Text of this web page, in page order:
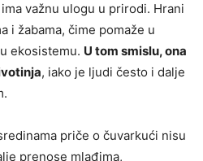
važnu ulogu u prirodi. Hrani
i žabama, čime pomaže u
ekosistemu. U tom smislu, ona
, iako je ljudi često i dalje
priče o čuvarkući nisu
prenose mlađima,